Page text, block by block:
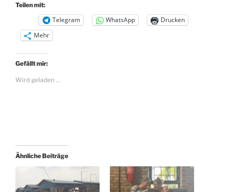
Teilen mit:
Telegram WhatsApp
Drucken
Mehr
Gefällt mir:
Wird geladen …
Ähnliche Beiträge